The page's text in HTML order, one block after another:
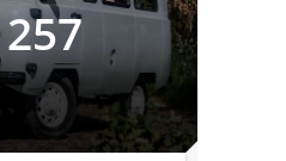
257